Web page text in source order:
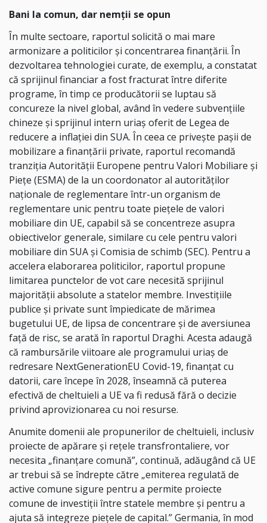
Bani la comun, dar nemții se opun
În multe sectoare, raportul solicită o mai mare
armonizare a politicilor şi concentrarea finanţării. În
dezvoltarea tehnologiei curate, de exemplu, a constatat
că sprijinul financiar a fost fracturat între diferite
programe, în timp ce producătorii se luptau să
concureze la nivel global, având în vedere subvenţiile
chineze şi sprijinul intern uriaş oferit de Legea de
reducere a inflaţiei din SUA. În ceea ce priveşte paşii de
mobilizare a finanţării private, raportul recomandă
tranziţia Autorităţii Europene pentru Valori Mobiliare şi
Pieţe (ESMA) de la un coordonator al autorităţilor
naţionale de reglementare într-un organism de
reglementare unic pentru toate pieţele de valori
mobiliare din UE, capabil să se concentreze asupra
obiectivelor generale, similare cu cele pentru valori
mobiliare din SUA şi Comisia de schimb (SEC). Pentru a
accelera elaborarea politicilor, raportul propune
limitarea punctelor de vot care necesită sprijinul
majorităţii absolute a statelor membre. Investiţiile
publice şi private sunt împiedicate de mărimea
bugetului UE, de lipsa de concentrare şi de aversiunea
faţă de risc, se arată în raportul Draghi. Acesta adaugă
că rambursările viitoare ale programului uriaş de
redresare NextGenerationEU Covid-19, finanţat cu
datorii, care începe în 2028, înseamnă că puterea
efectivă de cheltuieli a UE va fi redusă fără o decizie
privind aprovizionarea cu noi resurse.
Anumite domenii ale propunerilor de cheltuieli, inclusiv
proiecte de apărare şi reţele transfrontaliere, vor
necesita „finanţare comună”, continuă, adăugând că UE
ar trebui să se îndrepte către „emiterea regulată de
active comune sigure pentru a permite proiecte
comune de investiţii între statele membre şi pentru a
ajuta să integreze pieţele de capital.” Germania, în mod